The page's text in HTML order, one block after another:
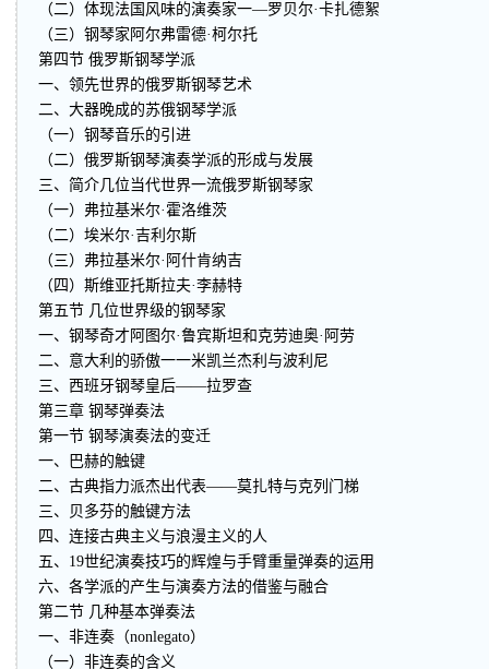
（二）体现法国风味的演奏家一—罗贝尔·卡扎德絮
（三）钢琴家阿尔弗雷德·柯尔托
第四节 俄罗斯钢琴学派
一、领先世界的俄罗斯钢琴艺术
二、大器晚成的苏俄钢琴学派
（一）钢琴音乐的引进
（二）俄罗斯钢琴演奏学派的形成与发展
三、简介几位当代世界一流俄罗斯钢琴家
（一）弗拉基米尔·霍洛维茨
（二）埃米尔·吉利尔斯
（三）弗拉基米尔·阿什肯纳吉
（四）斯维亚托斯拉夫·李赫特
第五节 几位世界级的钢琴家
一、钢琴奇才阿图尔·鲁宾斯坦和克劳迪奥·阿劳
二、意大利的骄傲一一米凯兰杰利与波利尼
三、西班牙钢琴皇后——拉罗查
第三章 钢琴弹奏法
第一节 钢琴演奏法的变迁
一、巴赫的触键
二、古典指力派杰出代表——莫扎特与克列门梯
三、贝多芬的触键方法
四、连接古典主义与浪漫主义的人
五、19世纪演奏技巧的辉煌与手臂重量弹奏的运用
六、各学派的产生与演奏方法的借鉴与融合
第二节 几种基本弹奏法
一、非连奏（nonlegato）
（一）非连奏的含义